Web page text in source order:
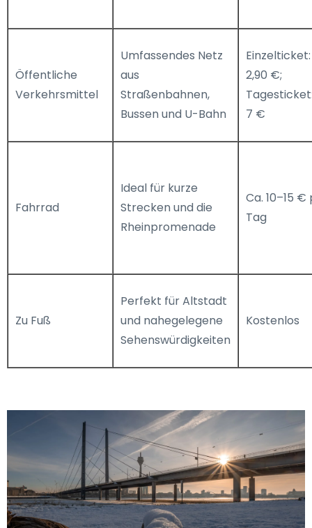
Öffentliche
Verkehrsmittel
Umfassendes Netz
aus
Straßenbahnen,
Bussen und U-Bahn
2,90 €;
7 €
Fahrrad
Ideal für kurze
Strecken und die
Rheinpromenade
Ca. 10–15 €
Tag
Zu Fuß
Perfekt für Altstadt
und nahegelegene
Sehenswürdigkeiten
Kostenlos